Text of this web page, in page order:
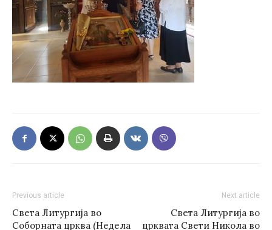
Previous article
Света Литургија во
Соборната црква (Недела
Next article
Света Литургија во
црквата Свети Никола во